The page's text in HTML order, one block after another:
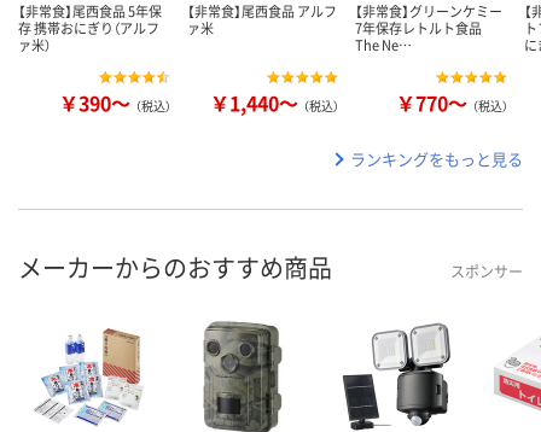
【非常食】尾西食品 5年保
存 携帯おにぎり（アルフ
ァ米）
￥390～ （税込）
【非常食】尾西食品 アルフ
ァ米
￥1,440～ （税込）
【非常食】グリーンケミー
7年保存レトルト食品
The Ne…
￥770～ （税込）
ランキングをもっと見る
メーカーからのおすすめ商品 スポンサー